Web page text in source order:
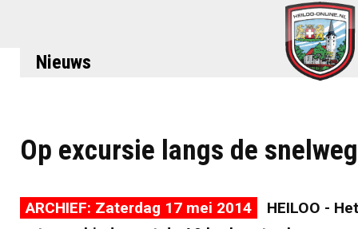
Nieuws
Op excursie langs de snelweg
ARCHIEF: Zaterdag 17 mei 2014
HEILOO - Het